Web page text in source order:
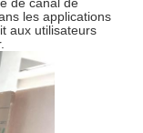
les applications
aux utilisateurs